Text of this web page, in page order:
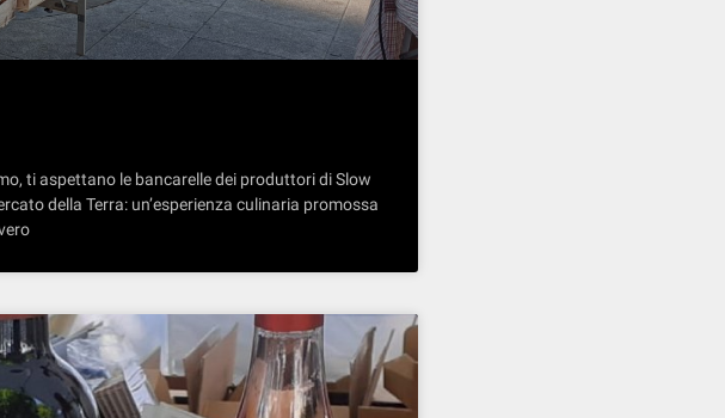
ti aspettano le bancarelle dei produttori di Slow
della Terra: un’esperienza culinaria promossa